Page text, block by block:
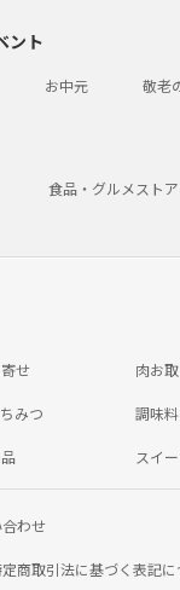
ント
お中元 敬老
食品・グルメストア
せ 肉お
みつ 調味
スイ
わせ
商取引法に基づく表記に